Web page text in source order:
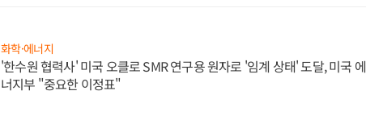
화학·에너지
'한수원 협력사' 미국 오클로 SMR 연구용 원자로 '임계 상태' 도달, 미국 에
너지부 "중요한 이정표"